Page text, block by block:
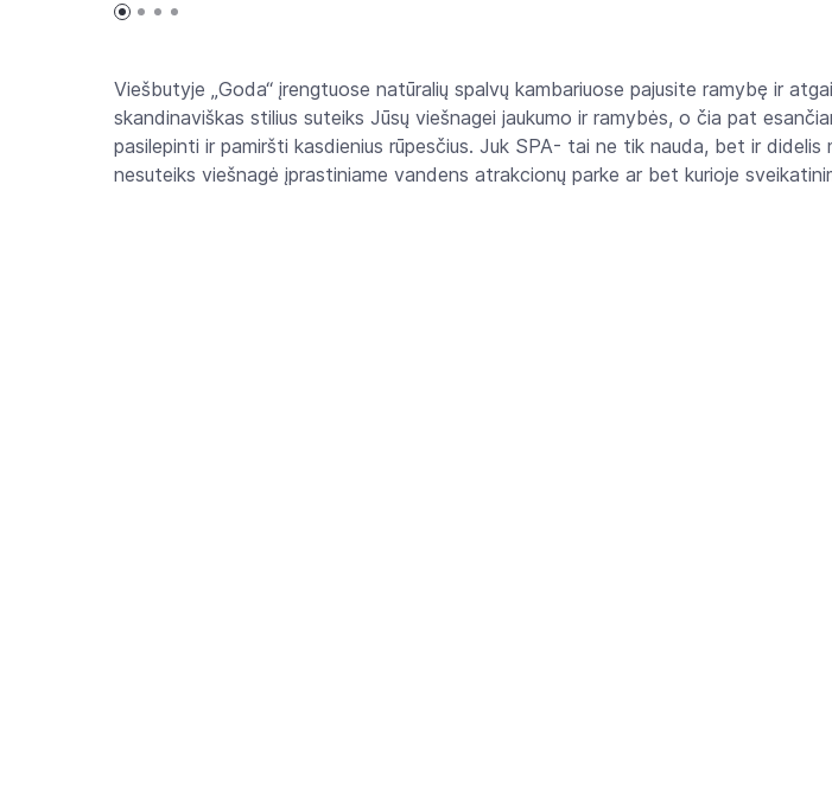
Viešbutyje „Goda“ įrengtuose natūralių spalvų kambariuose pajusite ramybę ir
skandinaviškas stilius suteiks Jūsų viešnagei jaukumo ir ramybės, o čia pat
pasilepinti ir pamiršti kasdienius rūpesčius. Juk SPA- tai ne tik nauda, bet ir didelis
nesuteiks viešnagė įprastiniame vandens atrakcionų parke ar bet kurioje